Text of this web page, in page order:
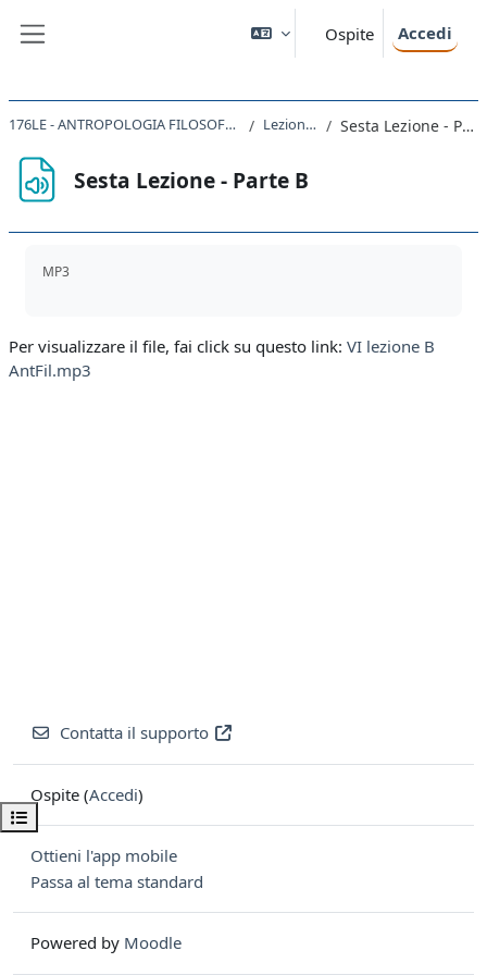
Ospite Accedi
Apri indice del corso
176LE - ANTROPOLOGIA FILOSOFICA 2019 Lezione VI Sesta Lezione - Parte B
Sesta Lezione - Parte B
MP3
Per visualizzare il file, fai click su questo link: VI lezione B
AntFil.mp3
Contatta il supporto
Ospite (Accedi)
Ottieni l'app mobile
Passa al tema standard
Powered by Moodle